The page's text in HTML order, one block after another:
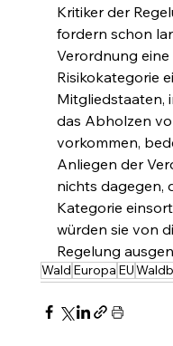
Kritiker der
fordern schon
Verordnung
Risikokategorie
Mitgliedstaaten,
das Abholzen
vorkommen,
Anliegen der
nichts dagegen,
Kategorie
würden sie von
Regelung
Wald Europa EU